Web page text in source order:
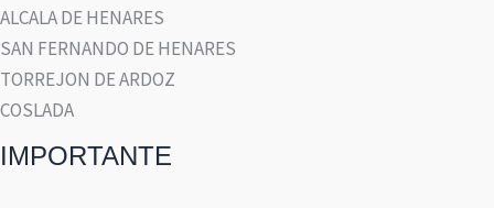
ALCALA DE HENARES
SAN FERNANDO DE HENARES
TORREJON DE ARDOZ
COSLADA
IMPORTANTE